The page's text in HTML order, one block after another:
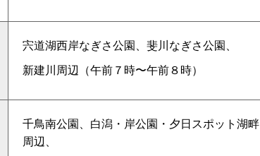
宍道湖西岸なぎさ公園、斐川なぎさ公園、
新建川周辺（午前７時〜午前８時）
千鳥南公園、白潟・岸公園・夕日スポット湖畔
周辺、